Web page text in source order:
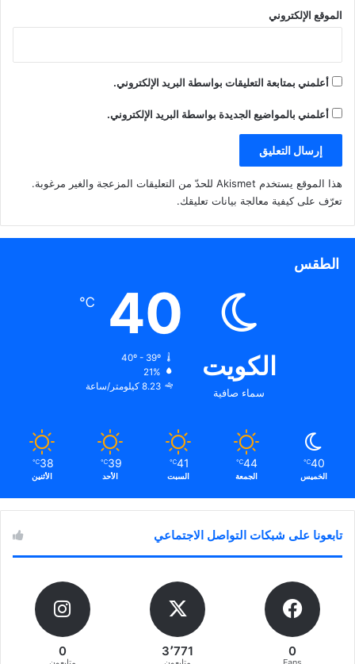
الموقع الإلكتروني
أعلمني بمتابعة التعليقات بواسطة البريد الإلكتروني.
أعلمني بالمواضيع الجديدة بواسطة البريد الإلكتروني.
هذا الموقع يستخدم Akismet للحدّ من التعليقات المزعجة والغير مرغوبة.
تعرّف على كيفية معالجة بيانات تعليقك.
الطقس
الكويت
سماء صافية
40
℃
40º - 39º
21%
8.23 كيلومتر/ساعة
40
℃
الخميس
44
℃
الجمعة
41
℃
السبت
39
℃
الأحد
38
℃
الأثنين
تابعونا على شبكات التواصل الاجتماعي
0 3٬771 0